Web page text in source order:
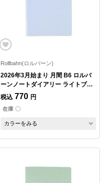
Rollbahn(ロルバーン)
2026年3月始まり 月間 B6 ロルバ
ーンノートダイアリー ライトブル
ー
税込 770 円
在庫 〇
カラーをみる